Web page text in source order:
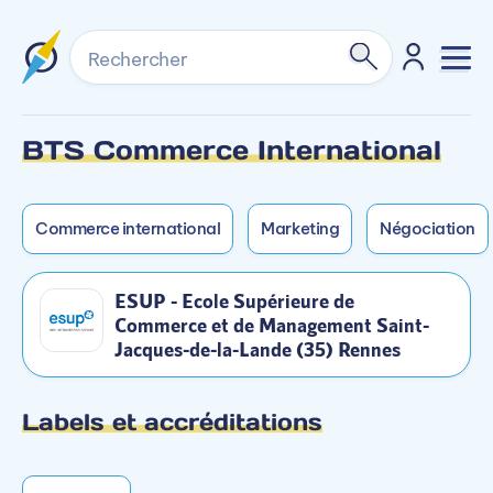
Rechercher
BTS Commerce International
Commerce international Marketing Négociation
ESUP - Ecole Supérieure de
Commerce et de Management Saint-
Jacques-de-la-Lande (35) Rennes
Labels et accréditations
Accès rapide
Modalités d’enseignement
Formation dispensée en Présentiel
Programme
Enseignements Techniques et Professionnels
Relation commerciale interculturelle en anglais
Formation non dispensée en mixte sur ce